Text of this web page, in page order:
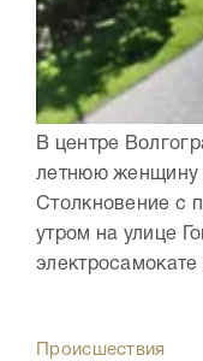
В центре
летнюю женщину
Столкновение с
утром на улице
Происшествия